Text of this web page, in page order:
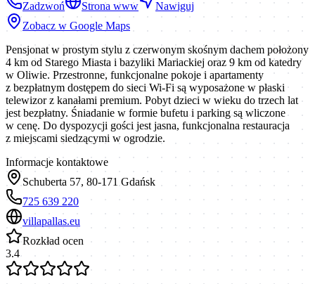
Zadzwoń Strona www
Nawiguj
Zobacz w Google Maps
Pensjonat w prostym stylu z czerwonym skośnym dachem położony
4 km od Starego Miasta i bazyliki Mariackiej oraz 9 km od katedry
w Oliwie. Przestronne, funkcjonalne pokoje i apartamenty
z bezpłatnym dostępem do sieci Wi-Fi są wyposażone w płaski
telewizor z kanałami premium. Pobyt dzieci w wieku do trzech lat
jest bezpłatny. Śniadanie w formie bufetu i parking są wliczone
w cenę. Do dyspozycji gości jest jasna, funkcjonalna restauracja
z miejscami siedzącymi w ogrodzie.
Informacje kontaktowe
Schuberta 57, 80-171 Gdańsk
725 639 220
villapallas.eu
Rozkład ocen
3.4